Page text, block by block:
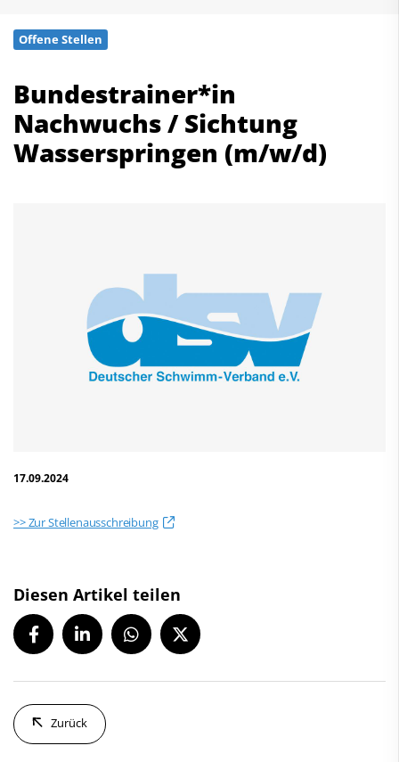
Offene Stellen
Bundestrainer*in
Nachwuchs / Sichtung
Wasserspringen (m/w/d)
17.09.2024
>> Zur Stellenausschreibung
Diesen Artikel teilen
Zurück
Freiwasserschwimmen
Wasserball
Synchronschwimmen
Masterssport
Fax: +49 561 94083-15
info@dsv.de